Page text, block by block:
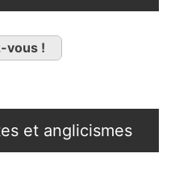
vous !
et anglicismes